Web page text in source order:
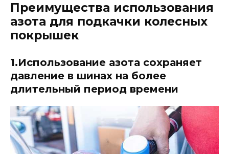
Преимущества использования
азота для подкачки колесных
покрышек
1.Использование азота сохраняет
давление в шинах на более
длительный период времени